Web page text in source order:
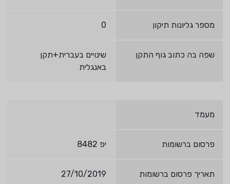
מספר גליונות תיקון 0
שפה בה כתוב גוף התקן
שינויים בעברית+תקן
באנגלית
מעמד
פרסום ברשומות יפ 8482
תאריך פרסום ברשומות 27/10/2019